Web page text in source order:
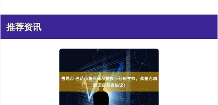
推荐资讯